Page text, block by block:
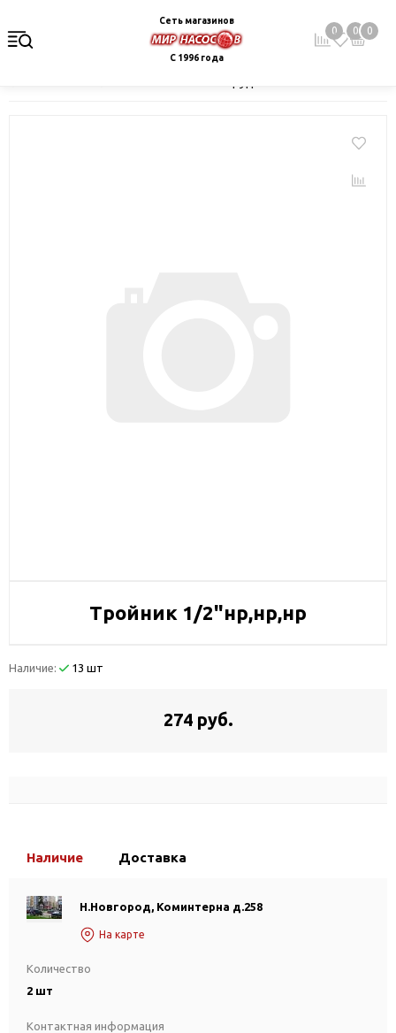
Сеть магазинов
С 1996 года
0 0 0
Тройник 1/2"нр,нр,нр
Наличие: 13 шт
274 руб.
Наличие Доставка
Н.Новгород, Коминтерна д.258
На карте
Количество
2 шт
Контактная информация